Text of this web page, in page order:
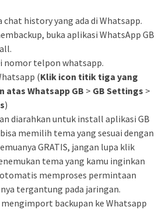
chat history yang ada di Whatsapp.
buka aplikasi WhatsApp GB
nomor telpon whatsapp.
(Klik icon titik tiga yang
atas Whatsapp GB > GB Settings >
)
diarahkan untuk install aplikasi GB
memilih tema yang sesuai dengan
GRATIS, jangan lupa klik
tema yang kamu inginkan
memproses permintaan
tergantung pada jaringan.
backupan ke Whatsapp